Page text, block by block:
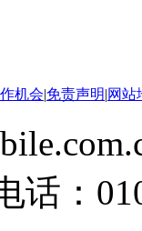
机会|免责声明|网站
话：